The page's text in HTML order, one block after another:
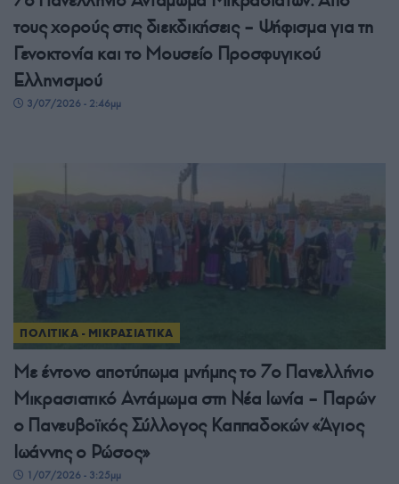
τους χορούς στις διεκδικήσεις – Ψήφισμα για τη
Γενοκτονία και το Μουσείο Προσφυγικού
Ελληνισμού
3/07/2026 - 2:46μμ
ΠΟΛΙΤΙΚΑ - ΜΙΚΡΑΣΙΑΤΙΚΑ
Με έντονο αποτύπωμα μνήμης το 7ο Πανελλήνιο
Μικρασιατικό Αντάμωμα στη Νέα Ιωνία – Παρών
ο Πανευβοϊκός Σύλλογος Καππαδοκών «Άγιος
Ιωάννης ο Ρώσος»
1/07/2026 - 3:25μμ